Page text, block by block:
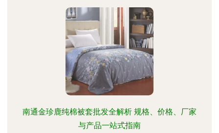
南通金珍鹿纯棉被套批发全解析 规格、价格、厂家
与产品一站式指南